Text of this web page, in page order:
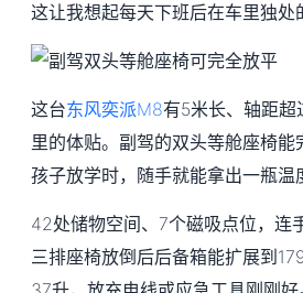
这让我想起每天下班后在车里独
这台东风奕派M8有5米长、轴距
里的体贴。副驾的双头等舱座椅
孩子放学时，随手就能拿出一瓶温
42处储物空间、7个磁吸点位，连
三排座椅放倒后后备箱能扩展到